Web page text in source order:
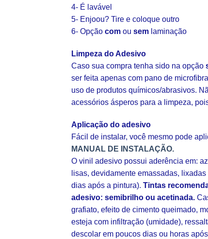
4- É lavável
5- Enjoou? Tire e coloque outro
6- Opção com ou sem laminação
Limpeza do Adesivo
Caso sua compra tenha sido na opção
ser feita apenas com pano de
uso de produtos químicos/abrasivos.
acessórios ásperos para a limpeza,
Aplicação do adesivo
Fácil de instalar, você mesmo pode
MANUAL DE INSTALAÇÃO.
O vinil adesivo possui aderência em:
lisas, devidamente emassadas,
dias após a pintura). Tintas
adesivo: semibrilho ou acetinada.
grafiato, efeito de cimento queimado,
esteja com infiltração (umidade),
descolar em poucos dias ou horas